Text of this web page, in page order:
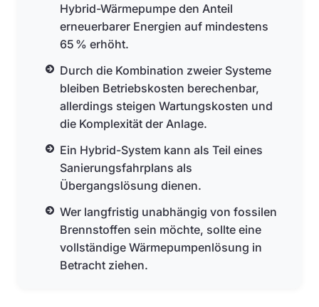
Hybrid-Wärmepumpe den Anteil
erneuerbarer Energien auf mindestens
65 % erhöht.
Durch die Kombination zweier Systeme
bleiben Betriebskosten berechenbar,
allerdings steigen Wartungskosten und
die Komplexität der Anlage.
Ein Hybrid-System kann als Teil eines
Sanierungsfahrplans als
Übergangslösung dienen.
Wer langfristig unabhängig von fossilen
Brennstoffen sein möchte, sollte eine
vollständige Wärmepumpenlösung in
Betracht ziehen.